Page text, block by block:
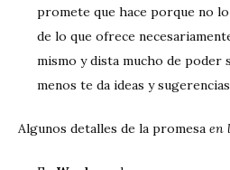
promete que hace porque no
de lo que ofrece
mismo y dista mucho de poder
menos te da ideas y
Algunos detalles de la promesa en